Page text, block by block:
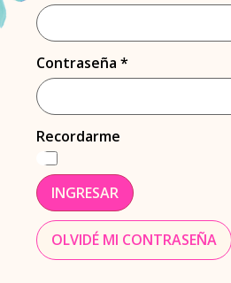
Contraseña*
Recordarme
INGRESAR
OLVIDÉ MI CONTRASEÑA